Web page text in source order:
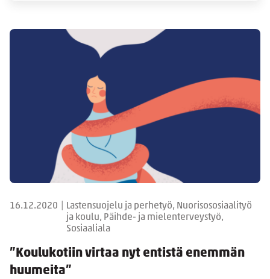
16.12.2020
Lastensuojelu ja perhetyö, Nuorisososiaalityö
ja koulu, Päihde- ja mielenterveystyö,
Sosiaaliala
”Koulukotiin virtaa nyt entistä enemmän
huumeita”